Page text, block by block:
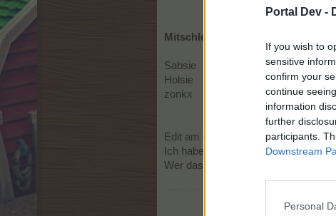
Portal Dev -
If you wish to
sensitive
confirm your
continue
information
further
participants.
Downstream
Personal
Mitschlepptteilnehmerliste :
Sabsie
Holsie
zonkx
Edit am 02.März2026
Ich habe jetzt das Verdo-
Wer das Angebot wissen möchte,